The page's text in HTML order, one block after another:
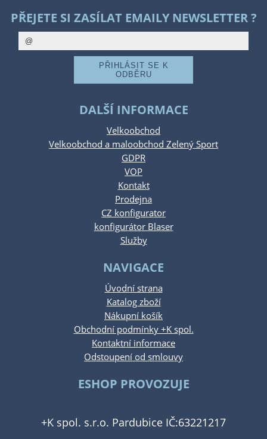
PŘEJETE SI ZASÍLAT EMAILY NEWSLETTER ?
DALŠÍ INFORMACE
Velkoobchod
Velkoobchod a maloobchod Zelený Sport
GDPR
VOP
Kontakt
Prodejna
CZ konfigurator
konfigurátor Blaser
Služby
NAVIGACE
Úvodní strana
Katalog zboží
Nákupní košík
Obchodní podmínky +K spol.
Kontaktní informace
Odstoupení od smlouvy
ESHOP PROVOZUJE
+K spol. s.r.o. Pardubice IČ:63221217